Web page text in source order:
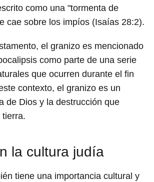
como una "tormenta de
cae sobre los impíos (Isaías 28:2).
el granizo es mencionado
como parte de una serie
que ocurren durante el fin
contexto, el granizo es un
de Dios y la destrucción que
tierra.
la cultura judía
tiene una importancia cultural y